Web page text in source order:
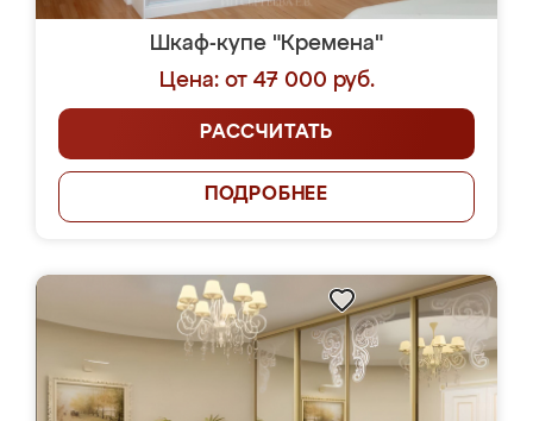
Шкаф-купе "Кремена"
Цена: от 47 000 руб.
РАССЧИТАТЬ
ПОДРОБНЕЕ